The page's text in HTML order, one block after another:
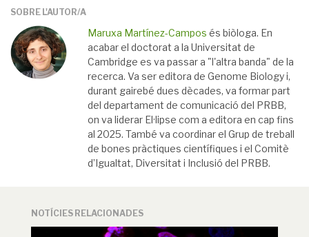
SOBRE L'AUTOR/A
Maruxa Martínez-Campos és biòloga. En
acabar el doctorat a la Universitat de
Cambridge es va passar a "l'altra banda" de la
recerca. Va ser editora de Genome Biology i,
durant gairebé dues dècades, va formar part
del departament de comunicació del PRBB,
on va liderar El·lipse com a editora en cap fins
al 2025. També va coordinar el Grup de treball
de bones pràctiques científiques i el Comitè
d’Igualtat, Diversitat i Inclusió del PRBB.
NOTÍCIES RELACIONADES